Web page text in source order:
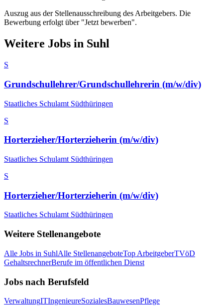
Auszug aus der Stellenausschreibung des Arbeitgebers. Die
Bewerbung erfolgt über "Jetzt bewerben".
Weitere Jobs in Suhl
S
Grundschullehrer/Grundschullehrerin (m/w/div)
Staatliches Schulamt Südthüringen
S
Horterzieher/Horterzieherin (m/w/div)
Staatliches Schulamt Südthüringen
S
Horterzieher/Horterzieherin (m/w/div)
Staatliches Schulamt Südthüringen
Weitere Stellenangebote
Alle Jobs in SuhlAlle StellenangeboteTop ArbeitgeberTVöD
GehaltsrechnerBerufe im öffentlichen Dienst
Jobs nach Berufsfeld
VerwaltungITIngenieureSozialesBauwesenPflege